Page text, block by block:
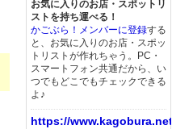
お気に入りのお店・スポットリ
ストを持ち運べる！
かごぶら！メンバーに登録する
と、お気に入りのお店・スポッ
トリストが作れちゃう。PC・
スマートフォン共通だから、い
つでもどこでもチェックできる
よ♪
https://www.kagobura.net/